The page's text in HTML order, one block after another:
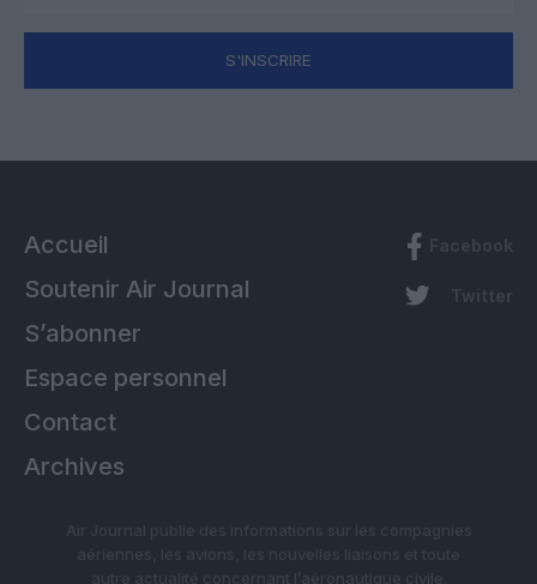
S'INSCRIRE
Accueil
Soutenir Air Journal
S’abonner
Espace personnel
Contact
Archives